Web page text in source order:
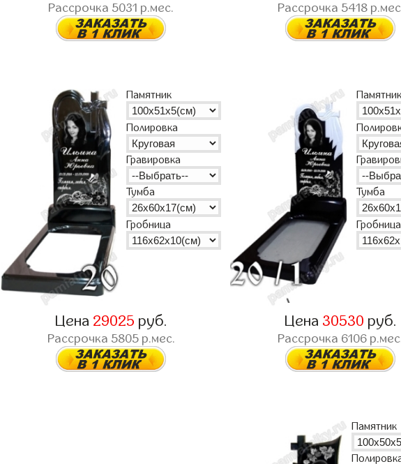
Рассрочка 5031 р.мес. Рассрочка 5418
Памятник
Полировка
Гравировка
Тумба
Гробница
Цена 29025 руб.
Рассрочка 5805р.мес.
Памятник
Тумба
Гробница
Цена 30530 руб.
Рассрочка 6106
Памятник